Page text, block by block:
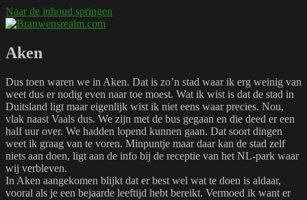
Naar de inhoud springen
Aken
Dus toen waren we in Aken. Dat is zo’n stad waar ik erg weinig van
weet dus er nodig even naar toe moest. Wat ik wist is dat de stad in
Duitsland ligt maar eigenlijk wist ik niet eens waar precies. Nou,
vlak naast Vaals dus. We zijn met de bus gegaan en die deed er een
half uur over. We hadden lopend kunnen gaan. Dat soort dingen
weet ik graag van te voren. Minpuntje maar daar kan de stad zelf
niets aan doen, ligt aan de info bij de receptie van het NL-park waar
wij verbleven.
In Aken aangekomen blijkt dat er best wel wat te doen is aldaar,
vooral als je een bejaarde leeftijd hebt bereikt. Vermoed ik want er